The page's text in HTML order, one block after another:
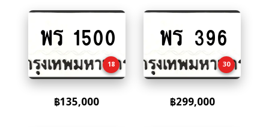
to
พร 1500
18
฿135,000
to
พร 396
30
฿299,000